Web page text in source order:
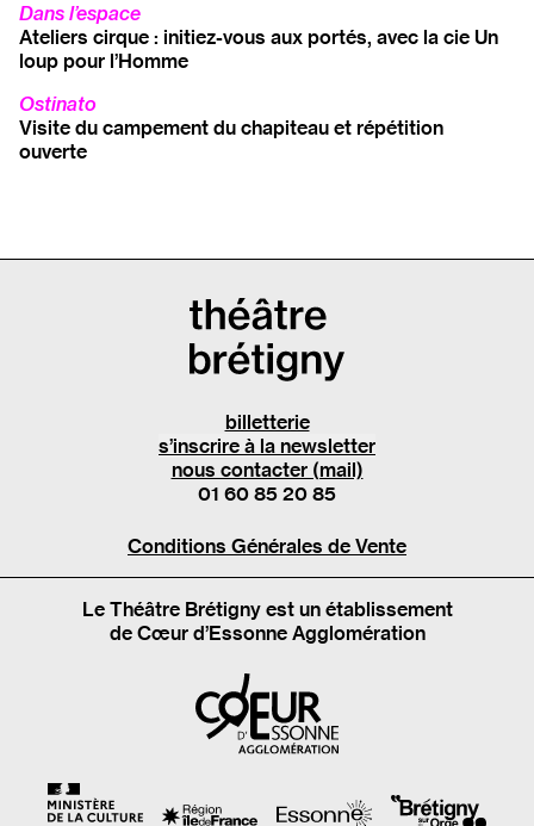
Dans l’espace
Ateliers cirque : initiez-vous aux portés, avec la cie Un
loup pour l’Homme
Ostinato
Visite du campement du chapiteau et répétition
ouverte
billetterie
s’inscrire à la newsletter
nous contacter (mail)
01 60 85 20 85
Conditions Générales de Vente
Le Théâtre Brétigny est un établissement
de Cœur d’Essonne Agglomération